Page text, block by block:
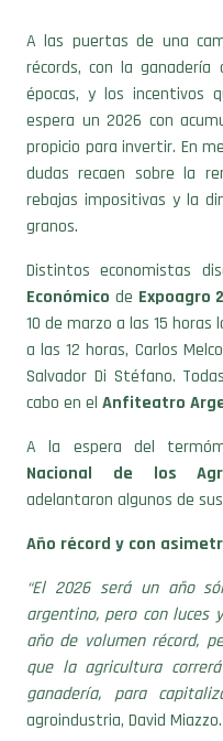
récords, con la
épocas, y los incentivos
espera un 2026 con
propicio para invertir. En
dudas recaen sobre la
rebajas impositivas y la
granos.
Distintos economistas
EconómicodeExpoagro
10 de marzo a las 15 horas
a las 12 horas, Carlos
Salvador Di Stéfano.
cabo en elAnfiteatro
A la espera del
Nacional de los
adelantaron algunos de
Año récord y con
“El 2026 será un año
argentino, pero con luces
año de volumen récord,
que la agricultura
ganadería, para
agroindustria, David Miazzo.